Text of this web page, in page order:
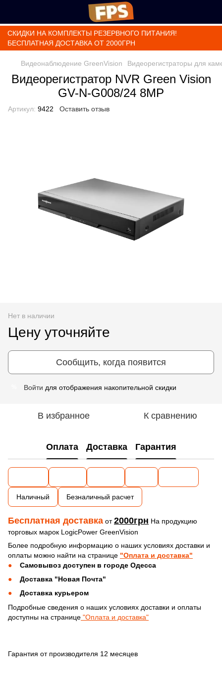
СКИДКИ НА КОМПЛЕКТЫ РЕЗЕРВНОГО ПИТАНИЯ!
БЕСПЛАТНАЯ ДОСТАВКА ОТ 2000ГРН
Видеонаблюдение GreenVision Видеорегистраторы для
Видеорегистратор NVR Green Vision
GV-N-G008/24 8MP
Артикул: 9422 Оставить отзыв
Нет в наличии
Цену уточняйте
Сообщить, когда появится
Войти для отображения накопительной скидки
В избранное К сравнению
Оплата Доставка Гарантия
Наличный Безналичный расчет
Бесплатная доставка от2000грн На продукцию
торговых марок LogicPower GreenVision
Более подробную информацию о наших условиях доставки и
оплаты можно найти на странице "Оплата и доставка"
Самовывоз доступен в городе Одесса
Доставка "Новая Почта"
Доставка курьером
Подробные сведения о наших условиях доставки и оплаты
доступны на странице "Оплата и доставка"
Гарантия от производителя 12 месяцев